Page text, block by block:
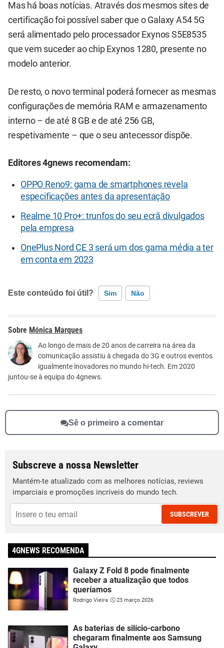
Mas há boas notícias. Através dos mesmos sites de
certificação foi possível saber que o Galaxy A54 5G
será alimentado pelo processador Exynos S5E8535
que vem suceder ao chip Exynos 1280, presente no
modelo anterior.
De resto, o novo terminal poderá fornecer as mesmas
configurações de memória RAM e armazenamento
interno – de até 8 GB e de até 256 GB,
respetivamente – que o seu antecessor dispõe.
Editores 4gnews recomendam:
OPPO Reno9: gama de smartphones revela
especificações antes da apresentação
Realme 10 Pro+: trunfos do seu ecrã divulgados
pela empresa
OnePlus Nord CE 3 será um dos gama média a ter
em conta em 2023
Este conteúdo foi útil? Sim Não
Este conteúdo contém informação incorreta
Este conteúdo não tem a informação que procuro
Outro
Mónica Marques
Ao longo de mais de 20 anos de carreira na área da
comunicação assistiu à chegada do 3G e outros eventos
igualmente inovadores no mundo hi-tech. Em 2020
juntou-se à equipa do 4gnews.
Sê o primeiro a comentar
Subscreve a nossa Newsletter
Mantém-te atualizado com as melhores notícias, reviews
imparciais e promoções incríveis do mundo tech.
SUBSCREVER
4GNEWS RECOMENDA
Galaxy Z Fold 8 pode finalmente
receber a atualização que todos
queríamos
Rodrigo Vieira 23 março 2026
As baterias de silício-carbono
chegaram finalmente aos Samsung